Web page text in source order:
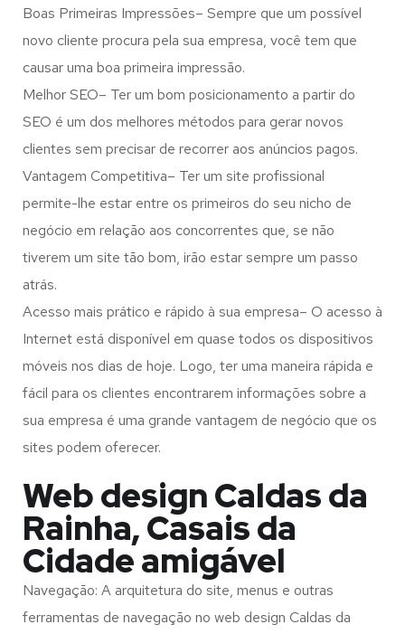
Boas Primeiras Impressões– Sempre que um possível
novo cliente procura pela sua empresa, você tem que
causar uma boa primeira impressão.
Melhor SEO– Ter um bom posicionamento a partir do
SEO é um dos melhores métodos para gerar novos
clientes sem precisar de recorrer aos anúncios pagos.
Vantagem Competitiva– Ter um site profissional
permite-lhe estar entre os primeiros do seu nicho de
negócio em relação aos concorrentes que, se não
tiverem um site tão bom, irão estar sempre um passo
atrás.
Acesso mais prático e rápido à sua empresa– O acesso à
Internet está disponível em quase todos os dispositivos
móveis nos dias de hoje. Logo, ter uma maneira rápida e
fácil para os clientes encontrarem informações sobre a
sua empresa é uma grande vantagem de negócio que os
sites podem oferecer.
Web design Caldas da
Rainha, Casais da
Cidade amigável
Navegação: A arquitetura do site, menus e outras
ferramentas de navegação no web design Caldas da